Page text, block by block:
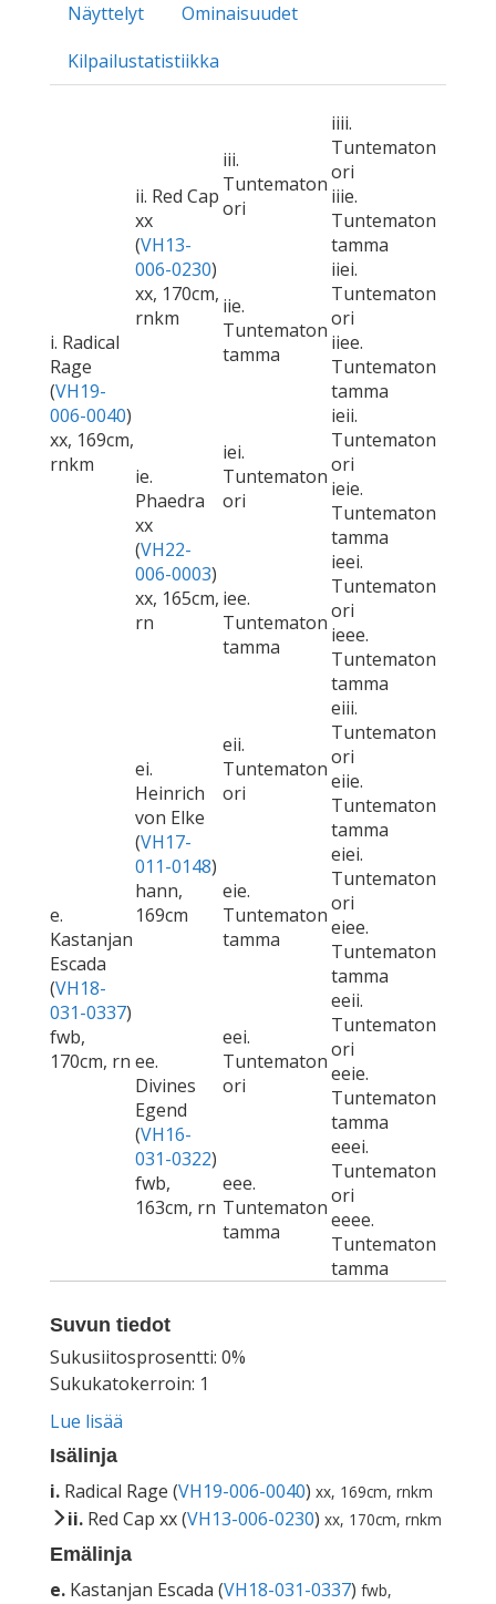
Näyttelyt
Ominaisuudet
Kilpailustatistiikka
i. Radical
Rage
(VH19-
006-0040)
xx, 169cm,
rnkm
ii. Red Cap
xx
(VH13-
006-0230)
xx, 170cm,
rnkm
iii.
Tuntematon
ori
iiii.
Tuntematon
ori
iiie.
Tuntematon
tamma
iie.
Tuntematon
tamma
iiei.
Tuntematon
ori
iiee.
Tuntematon
tamma
ie.
Phaedra
xx
(VH22-
006-0003)
xx, 165cm,
rn
iei.
Tuntematon
ori
ieii.
Tuntematon
ori
ieie.
Tuntematon
tamma
iee.
Tuntematon
tamma
ieei.
Tuntematon
ori
ieee.
Tuntematon
tamma
e.
Kastanjan
Escada
(VH18-
031-0337)
fwb,
170cm, rn
ei.
Heinrich
von Elke
(VH17-
011-0148)
hann,
169cm
eii.
Tuntematon
ori
eiii.
Tuntematon
ori
eiie.
Tuntematon
tamma
eie.
Tuntematon
tamma
eiei.
Tuntematon
ori
eiee.
Tuntematon
tamma
ee.
Divines
Egend
(VH16-
031-0322)
fwb,
163cm, rn
eei.
Tuntematon
ori
eeii.
Tuntematon
ori
eeie.
Tuntematon
tamma
eee.
Tuntematon
tamma
eeei.
Tuntematon
ori
eeee.
Tuntematon
tamma
Suvun tiedot
Sukusiitosprosentti: 0%
Sukukatokerroin: 1
Lue lisää
Isälinja
i. Radical Rage (VH19-006-0040) xx, 169cm, rnkm
ii. Red Cap xx (VH13-006-0230) xx, 170cm, rnkm
Emälinja
e. Kastanjan Escada (VH18-031-0337) fwb,